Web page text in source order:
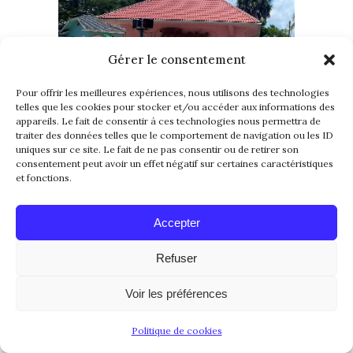
Gérer le consentement
Pour offrir les meilleures expériences, nous utilisons des technologies
telles que les cookies pour stocker et/ou accéder aux informations des
appareils. Le fait de consentir à ces technologies nous permettra de
traiter des données telles que le comportement de navigation ou les ID
uniques sur ce site. Le fait de ne pas consentir ou de retirer son
consentement peut avoir un effet négatif sur certaines caractéristiques
et fonctions.
Accepter
Refuser
Voir les préférences
Politique de cookies
New Smyrna Beach, Floride